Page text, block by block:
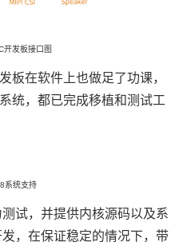
开发板接口图
板在软件上也做足了功课，
统，都已完成移植和测试工
系统支持
试，并提供内核源码以及系
，在保证稳定的情况下，带